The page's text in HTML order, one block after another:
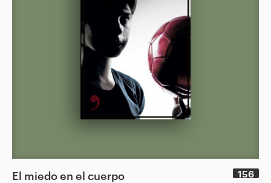
El miedo en el cuerpo 156